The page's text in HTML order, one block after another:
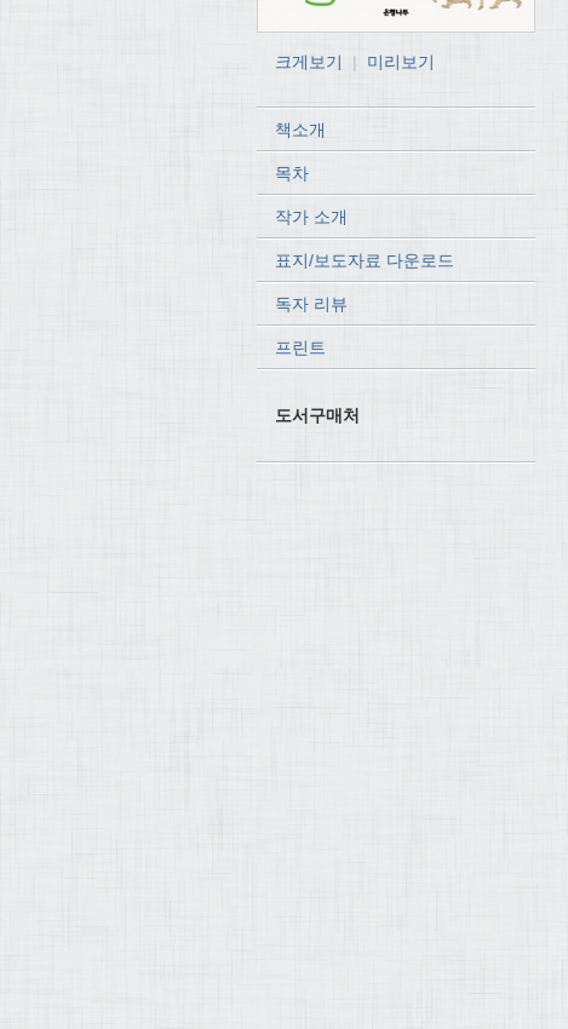
크게보기 | 미리보기
책소개
목차
작가 소개
표지/보도자료 다운로드
독자 리뷰
프린트
도서구매처